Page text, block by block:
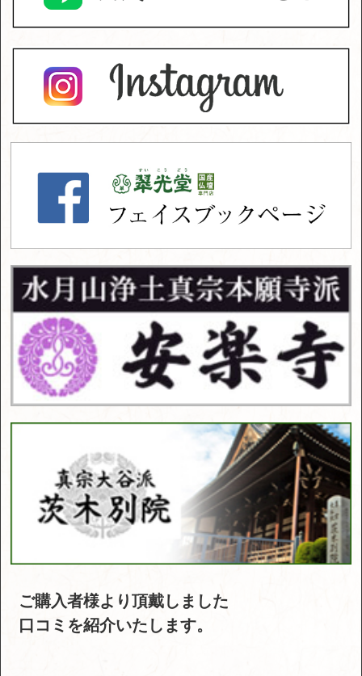
ご購入者様より頂戴しました
口コミを紹介いたします。